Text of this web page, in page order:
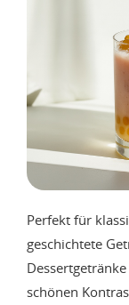
Perfekt für
geschichtete
schönen